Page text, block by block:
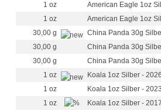
1 oz
American Eagle 1oz
1 oz
American Eagle 1oz
30,00 g
China Panda 30g
30,00 g
China Panda 30g
30,00 g
China Panda 30g
1 oz
Koala 1oz Silber -
1 oz
Koala 1oz Silber -
1 oz
Koala 1oz Silber -